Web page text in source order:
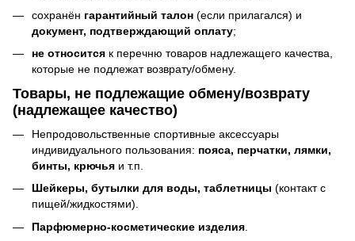
сохранён гарантийный талон (если прилагался) и
документ, подтверждающий оплату;
не относится к перечню товаров надлежащего качества,
которые не подлежат возврату/обмену.
Товары, не подлежащие обмену/возврату
(надлежащее качество)
Непродовольственные спортивные аксессуары
индивидуального пользования: пояса, перчатки, лямки,
бинты, крючья и т.п.
Шейкеры, бутылки для воды, таблетницы (контакт с
пищей/жидкостями).
Парфюмерно-косметические изделия